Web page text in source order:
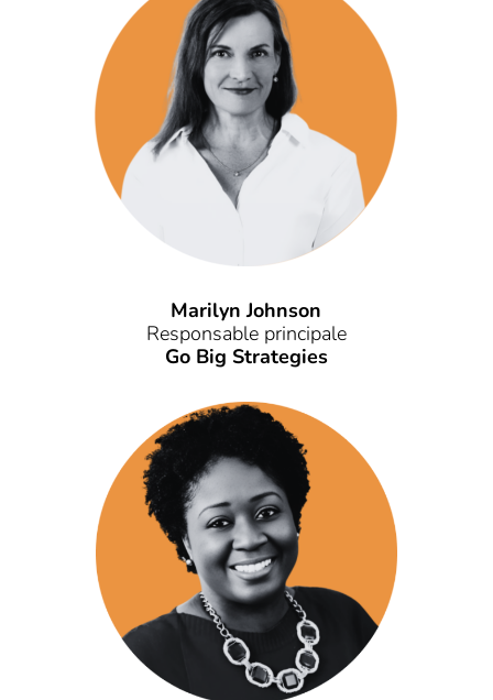
Marilyn Johnson
Responsable principale
Go Big Strategies